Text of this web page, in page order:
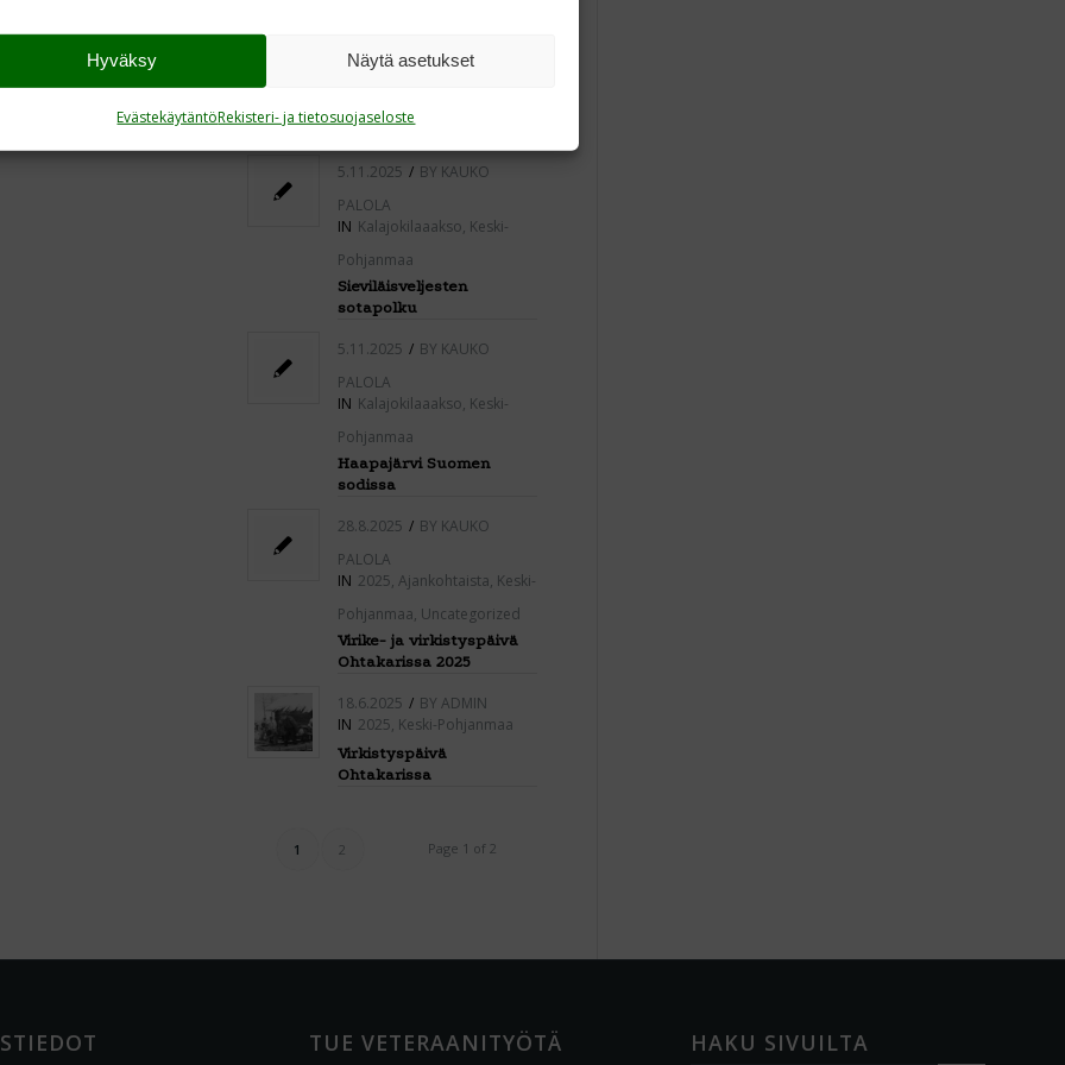
Hyväksy Näytä asetukset
EvästekäytäntöRekisteri- ja tietosuojaseloste
IN Ajankohtaista
Sankarihautojen ”isä” sai
muistomerkkinsä
5.11.2025 / BY KAUKO
PALOLA
IN Kalajokilaaakso, Keski-
Pohjanmaa
Sieviläisveljesten
sotapolku
5.11.2025 / BY KAUKO
PALOLA
IN Kalajokilaaakso, Keski-
Pohjanmaa
Haapajärvi Suomen
sodissa
28.8.2025 / BY KAUKO
PALOLA
IN 2025, Ajankohtaista, Keski-
Pohjanmaa, Uncategorized
Virike- ja virkistyspäivä
Ohtakarissa 2025
18.6.2025 / BY ADMIN
IN 2025, Keski-Pohjanmaa
Virkistyspäivä
Ohtakarissa
Page 1 of 2
1 2
TUE VETERAANITYÖTÄ HAKU SIVUILTA